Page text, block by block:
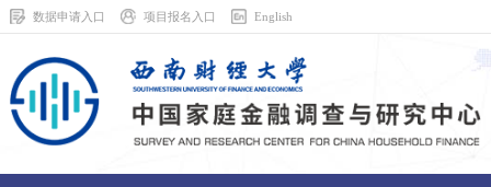
数据申请入口 项目报名入口 English